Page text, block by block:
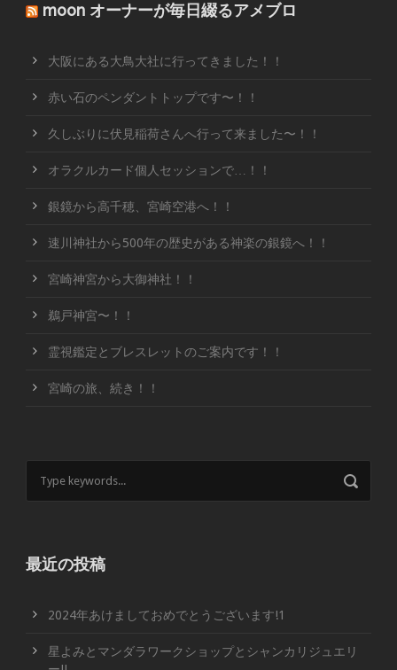
moon オーナーが毎日綴るアメブロ
大阪にある大鳥大社に行ってきました！！
赤い石のペンダントトップです〜！！
久しぶりに伏見稲荷さんへ行って来ました〜！！
オラクルカード個人セッションで…！！
銀鏡から高千穂、宮崎空港へ！！
速川神社から500年の歴史がある神楽の銀鏡へ！！
宮崎神宮から大御神社！！
鵜戸神宮〜！！
霊視鑑定とブレスレットのご案内です！！
宮崎の旅、続き！！
最近の投稿
2024年あけましておめでとうございます!1
星よみとマンダラワークショップとシャンカリジュエリ